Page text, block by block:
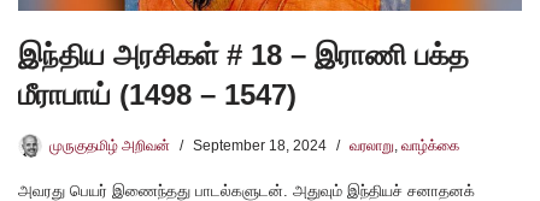
இந்திய அரசிகள் # 18 – இராணி பக்த
மீராபாய் (1498 – 1547)
முருகுதமிழ் அறிவன் September 18, 2024 வரலாறு வாழ்க்கை
அவரது பெயர் இணைந்தது பாடல்களுடன். அதுவும் இந்தியச் சனாதனக்